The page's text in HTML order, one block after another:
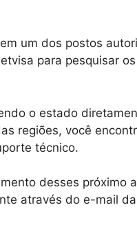
um dos postos
para pesquisar
o estado
regiões, você
técnico.
desses próximo
através do e-mail